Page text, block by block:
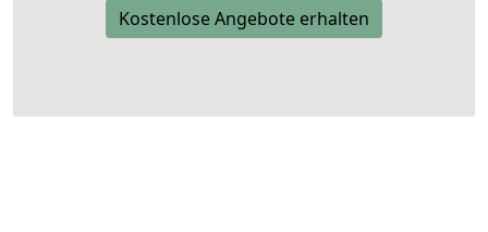
Kostenlose Angebote erhalten